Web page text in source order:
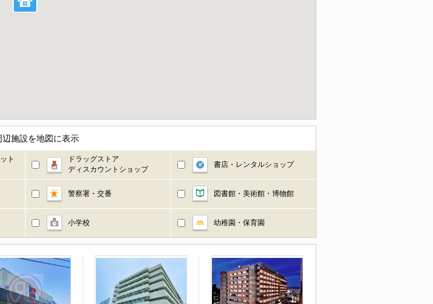
施設を地図に表示
ト
ドラッグストア
ディスカウントショップ
書店・レンタルショップ
警察署・交番 図書館・美術館・博物館
小学校 幼稚園・保育園